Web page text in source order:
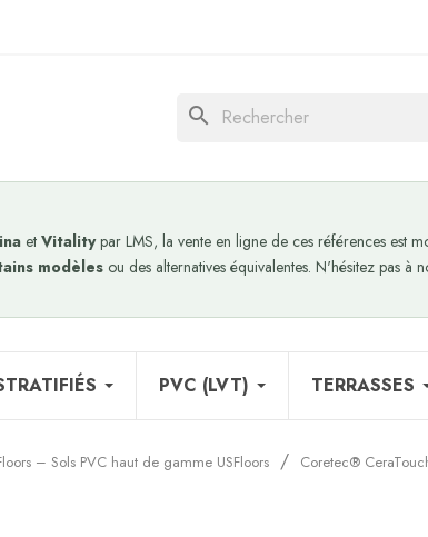
search
et Vitalitypar LMS, la vente en ligne de ces références est
modèles ou des alternatives équivalentes. N'hésitez pas à
PVC (LVT) TERRASSES
– Sols PVC haut de gamme USFloors Coretec®